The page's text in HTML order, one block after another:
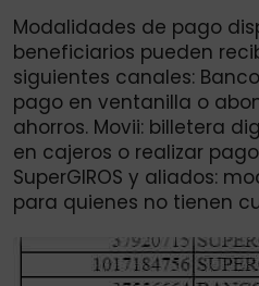
Modalidades de pago
beneficiarios pueden
siguientes canales:
pago en ventanilla o
ahorros. Movii: billetera
en cajeros o realizar
SuperGIROS y aliados:
para quienes no tienen